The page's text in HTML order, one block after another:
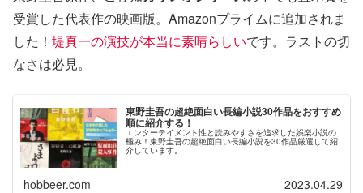
受賞した代表作の映画版。Amazonプライムに追加されま
した！ 堤真一の演技が本当に素晴らしいです。ラストの切
なさは必見。
東野圭吾の超絶面白い長編小説30作品をおすすめ
順に紹介する！
エンターテイメント性と読みやすさを追求した娯楽小説の
極み！東野圭吾の超絶面白い長編小説を30作品厳選して紹
介しています。
hobbeer.com 2023.04.29